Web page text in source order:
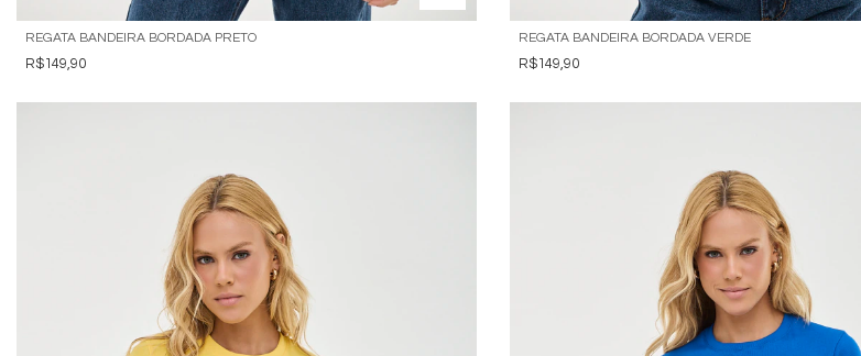
REGATA BANDEIRA BORDADA PRETO
R$149,90
REGATA BANDEIRA BORDADA VERDE
R$149,90